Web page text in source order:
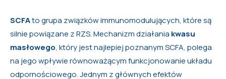
SCFAto grupa związków immunomodulujących, które są
silnie powiązane z RZS. Mechanizm działania kwasu
masłowego, który jest najlepiej poznanym SCFA, polega
na jego wpływie równoważącym funkcjonowanie układu
odpornościowego. Jednym z głównych efektów